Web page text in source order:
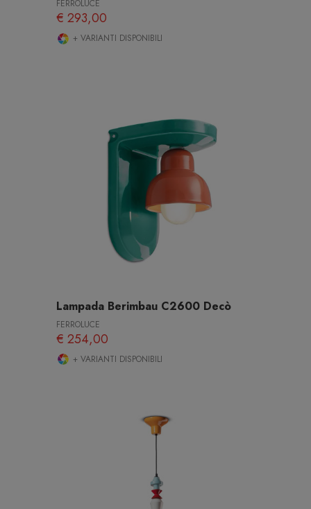
FERROLUCE
€ 293,00
+ VARIANTI DISPONIBILI
Lampada Berimbau C2600 Decò
FERROLUCE
€ 254,00
+ VARIANTI DISPONIBILI